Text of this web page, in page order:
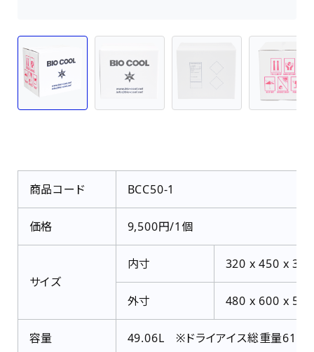
商品コード BCC50-1
価格 9,500円/1個
サイズ
内寸 320 x 450 x
外寸 480 x 600 x
容量 49.06L ※ドライアイス総重量